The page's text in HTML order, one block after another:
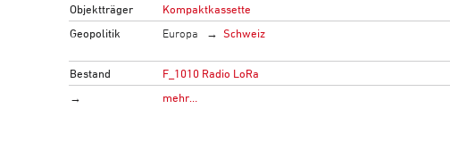
Objektträger
Kompaktkassette
Geopolitik
Europa Schweiz
Bestand
F_1010 Radio LoRa
→
mehr…